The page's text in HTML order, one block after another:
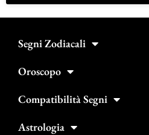
Segni Zodiacali
Oroscopo
Compatibilità Segni
Astrologia